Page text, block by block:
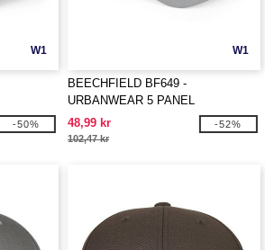
W1
-50%
W1
BEECHFIELD BF649 -
URBANWEAR 5 PANEL
SNAPBACK
48,99 kr
102,47 kr
-52%